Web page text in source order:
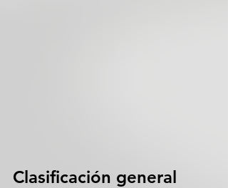
Clasificación general